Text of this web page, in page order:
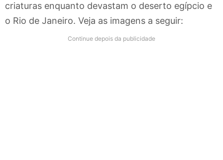
criaturas enquanto devastam o deserto egípcio e
o Rio de Janeiro. Veja as imagens a seguir:
Continue depois da publicidade